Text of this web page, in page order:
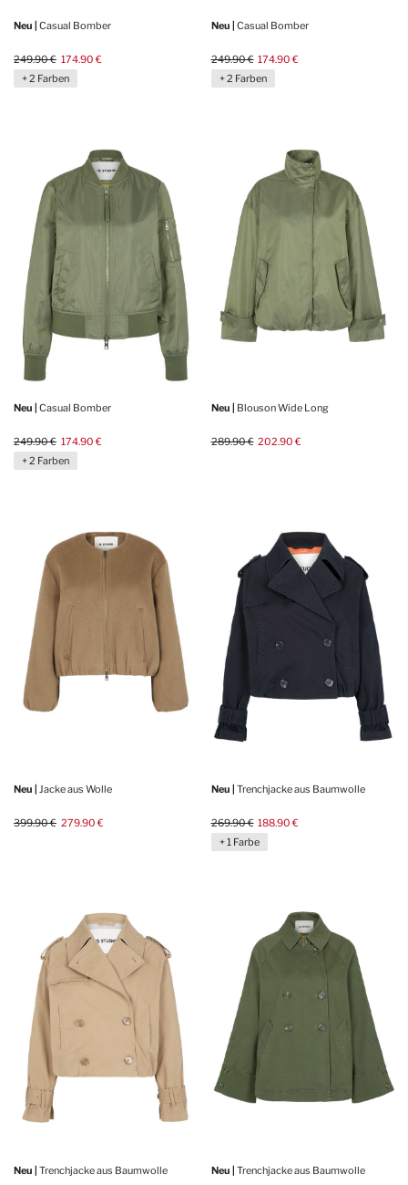
Neu | Casual Bomber
249.90 € 174.90 €
+ 2 Farben
Neu | Casual Bomber
249.90 € 174.90 €
+ 2 Farben
Neu | Casual Bomber
249.90 € 174.90 €
+ 2 Farben
Neu | Blouson Wide Long
289.90 € 202.90 €
Neu | Jacke aus Wolle
399.90 € 279.90 €
Neu | Trenchjacke aus Baumwolle
269.90 € 188.90 €
+ 1 Farbe
Neu | Trenchjacke aus Baumwolle Neu | Trenchjacke aus Baumwolle